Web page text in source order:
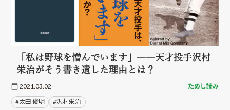
「私は野球を憎んでいます」――天才投手沢村
栄治がそう書き遺した理由とは？
2021.03.02 ためし読み
#太田 俊明 #沢村栄治